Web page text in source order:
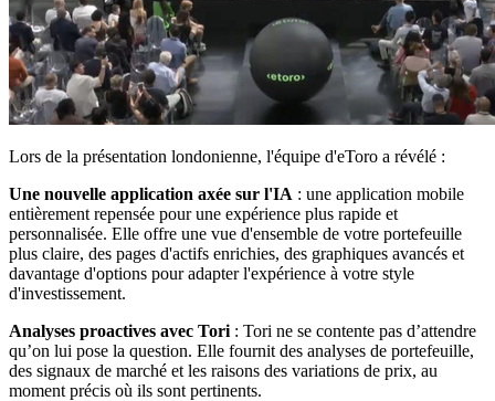
Lors de la présentation londonienne, l'équipe d'eToro a révélé :
Une nouvelle application axée sur l'IA : une application mobile
entièrement repensée pour une expérience plus rapide et
personnalisée. Elle offre une vue d'ensemble de votre portefeuille
plus claire, des pages d'actifs enrichies, des graphiques avancés et
davantage d'options pour adapter l'expérience à votre style
d'investissement.
Analyses proactives avec Tori : Tori ne se contente pas d’attendre
qu’on lui pose la question. Elle fournit des analyses de portefeuille,
des signaux de marché et les raisons des variations de prix, au
moment précis où ils sont pertinents.